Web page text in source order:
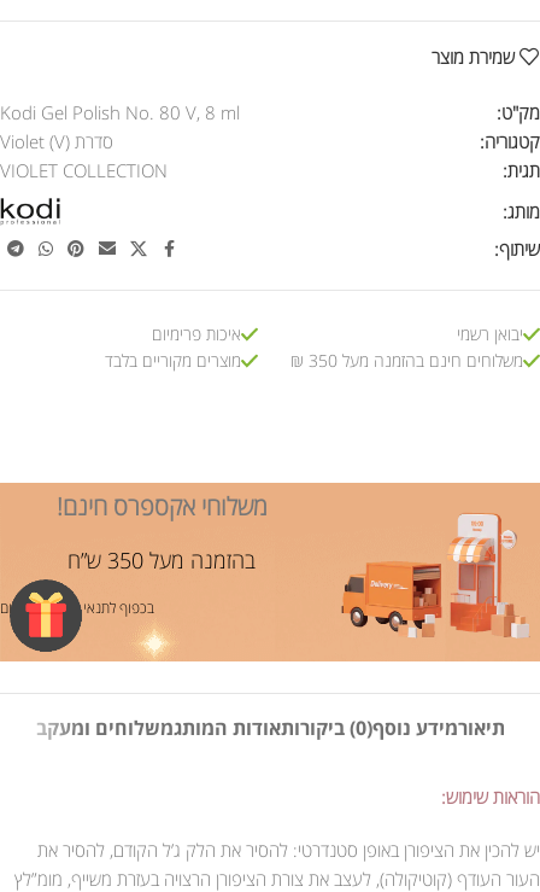
שמירת מוצר
מק"ט:
Kodi Gel Polish No. 80 V, 8 ml
קטגוריה:
סדרת Violet (V)
תגית:
VIOLET COLLECTION
מותג:
שיתוף:
יבואן רשמי
משלוחים חינם בהזמנה מעל 350 ₪
איכות פרימיום
מוצרים מקוריים בלבד
משלוחי אקספרס חינם!
בהזמנה מעל 350 ש”ח
בכפוף לתנאי משלוח ותשלום
תיאורמידע נוסף(0) ביקורות אודות המותגמשלוחים ומעקב
הוראות שימוש:
יש להכין את הציפורן באופן סטנדרטי: להסיר את הלק ג’ל הקודם, להסיר את
העור העודף (קוטיקולה), לעצב את צורת הציפורן הרצויה בעזרת משייף, מומ”לץ